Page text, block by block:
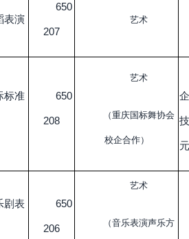
表演
650
207
艺术
标准 650
208
艺术
（重庆国标舞协会
校企合作）
剧表 650
206
艺术
（音乐表演声乐方